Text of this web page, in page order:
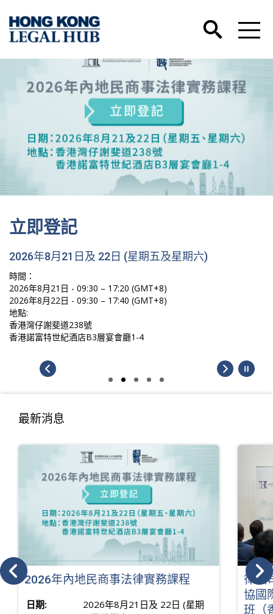
立即登記
2026年8月21日及 22日 (星期五及星期六)
時間：
2026年8月21日 - 09:30 – 17:20 (GMT+8)
2026年8月22日 - 09:30 – 17:40 (GMT+8)
地點:
香港灣仔謝斐道238號
香港諾富特世紀酒店B3層宴會廳1-4
最新消息
2026年內地民商事法律實務課程
日期:
2026年8月21日及 22日 (星期
律政
協國
班（